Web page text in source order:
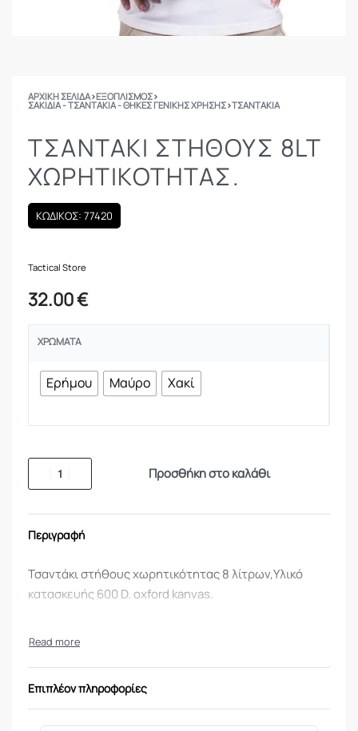
ΑΡΧΙΚΉ ΣΕΛΊΔΑ›ΕΞΟΠΛΙΣΜΟΣ›
ΣΑΚΊΔΙΑ - ΤΣΑΝΤΆΚΙΑ - ΘΉΚΕΣ ΓΕΝΙΚΉΣ ΧΡΉΣΗΣ›ΤΣΑΝΤΆΚΙΑ
ΤΣΑΝΤΆΚΙ ΣΤΉΘΟΥΣ 8LT
ΧΩΡΗΤΙΚΌΤΗΤΑΣ.
ΚΩΔΙΚΟΣ: 77420
Tactical Store
32.00€
ΧΡΏΜΑΤΑ
Ερήμου Μαύρο Χακί
Προσθήκη στο καλάθι
Περιγραφή
Τσαντάκι στήθους χωρητικότητας 8 λίτρων,Υλικό
κατασκευής 600 D. oxford kanvas.
Επιπλέον πληροφορίες